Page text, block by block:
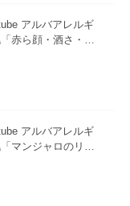
アルバアレルギ
赤ら顔・酒さ・ニ
アルバアレルギ
マンジャロのリア